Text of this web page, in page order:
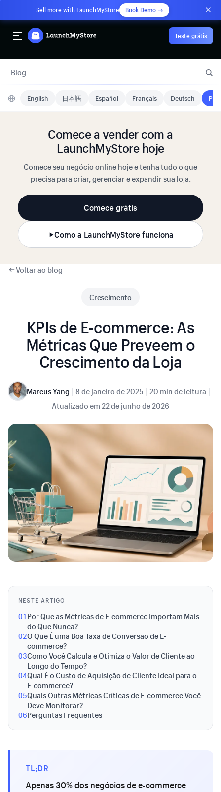
Sell more with LaunchMyStore Book Demo →
Teste grátis
Blog
English 日本語 Español Français Deutsch
Comece a vender com a
LaunchMyStore hoje
Comece seu negócio online hoje e tenha tudo o que
precisa para criar, gerenciar e expandir sua loja.
Comece grátis
Como a LaunchMyStore funciona
Voltar ao blog
Crescimento
KPIs de E-commerce: As
Métricas Que Preveem o
Crescimento da Loja
Marcus Yang | 8 de janeiro de 2025 | 20 min de leitura |
Atualizado em 22 de junho de 2026
NESTE ARTIGO
01Por Que as Métricas de E-commerce Importam Mais
do Que Nunca?
02O Que É uma Boa Taxa de Conversão de E-
commerce?
03Como Você Calcula e Otimiza o Valor de Cliente ao
Longo do Tempo?
04Qual É o Custo de Aquisição de Cliente Ideal para o
E-commerce?
05Quais Outras Métricas Críticas de E-commerce Você
Deve Monitorar?
06Perguntas Frequentes
TL;DR
Apenas 30% dos negócios de e-commerce